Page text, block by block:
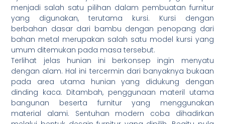
menjadi salah satu pilihan dalam pembuatan furnitur
yang digunakan, terutama kursi. Kursi dengan
berbahan dasar dari bambu dengan penopang dari
bahan metal merupakan salah satu model kursi yang
umum ditemukan pada masa tersebut.
Terlihat jelas hunian ini berkonsep ingin menyatu
dengan alam. Hal ini tercermin dari banyaknya bukaan
pada area utama hunian yang didukung dengan
dinding kaca. Ditambah, penggunaan materil utama
bangunan beserta furnitur yang menggunakan
material alami. Sentuhan modern coba dihadirkan